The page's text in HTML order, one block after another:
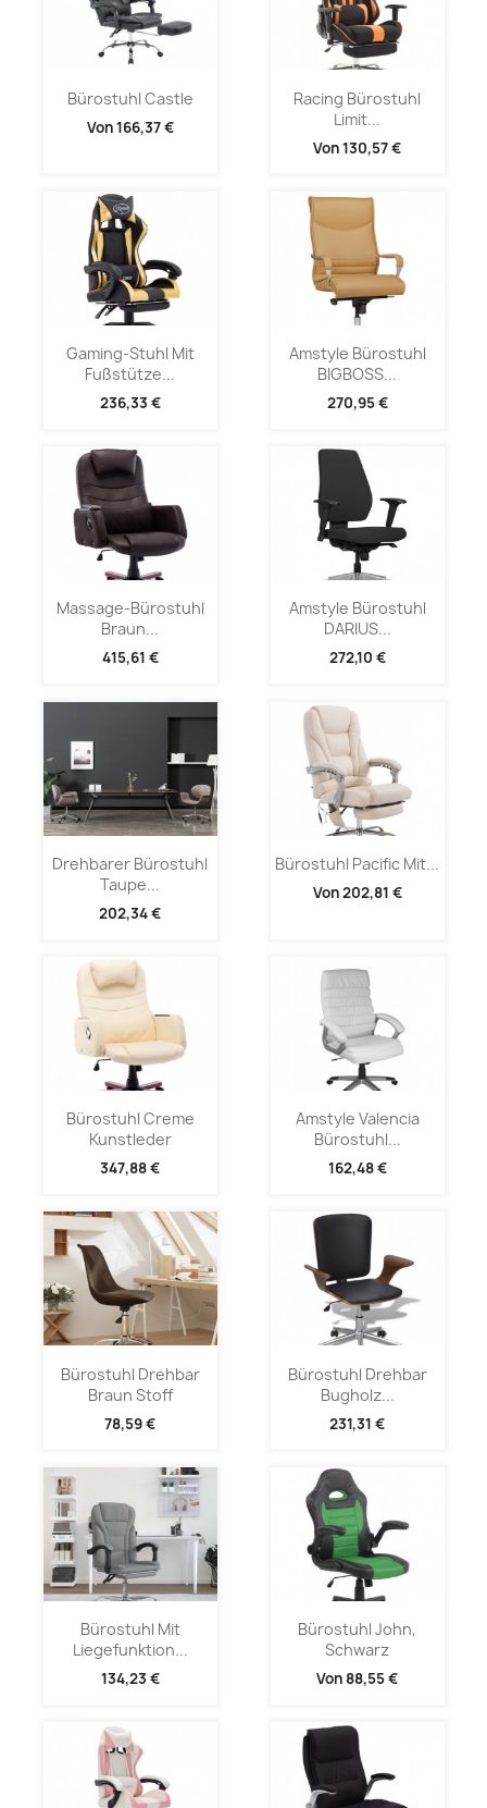
Bürostuhl Castle
Von166,37 €
Racing Bürostuhl
Limit...
Von130,57 €
Gaming-Stuhl Mit
Fußstütze...
236,33 €
Amstyle Bürostuhl
BIGBOSS...
270,95 €
Massage-Bürostuhl
Braun...
415,61 €
Amstyle Bürostuhl
DARIUS...
272,10 €
Drehbarer Bürostuhl
Taupe...
202,34 €
Bürostuhl Pacific Mit...
Von202,81 €
Bürostuhl Creme
Kunstleder
347,88 €
Amstyle Valencia
Bürostuhl...
162,48 €
Bürostuhl Drehbar
Braun Stoff
78,59 €
Bürostuhl Drehbar
Bugholz...
231,31 €
Bürostuhl Mit
Liegefunktion...
134,23 €
Bürostuhl John,
Schwarz
Von 88,55 €